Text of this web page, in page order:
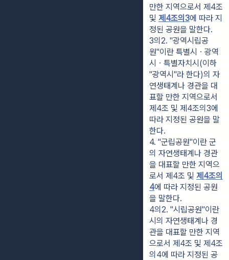
만한 지역으로서 제4조
및 제4조의3에 따라 지
정된 공원을 말한다.
3의2. "광역시립공
원"이란 특별시ㆍ광역
시ㆍ특별자치시(이하
"광역시"라 한다)의 자
연생태계나 경관을 대
표할 만한 지역으로서
제4조 및 제4조의3에
따라 지정된 공원을 말
한다.
4. "군립공원"이란 군
의 자연생태계나 경관
을 대표할 만한 지역으
로서 제4조 및 제4조의
4에 따라 지정된 공원
을 말한다.
4의2. "시립공원"이란
시의 자연생태계나 경
관을 대표할 만한 지역
으로서 제4조 및 제4조
의4에 따라 지정된 공